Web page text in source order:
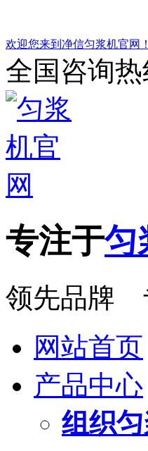
欢迎您来到净信匀浆机官网！
全国咨询热
专注于匀
领先品牌
网站首页
产品中心
组织